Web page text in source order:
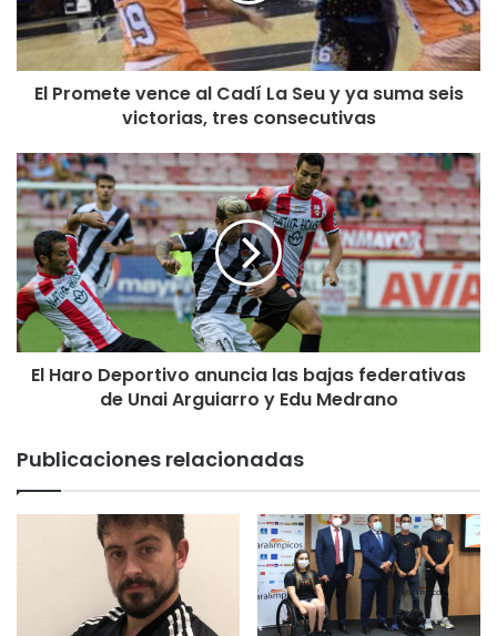
El Promete vence al Cadí La Seu y ya suma seis
victorias, tres consecutivas
El Haro Deportivo anuncia las bajas federativas
de Unai Arguiarro y Edu Medrano
Publicaciones relacionadas